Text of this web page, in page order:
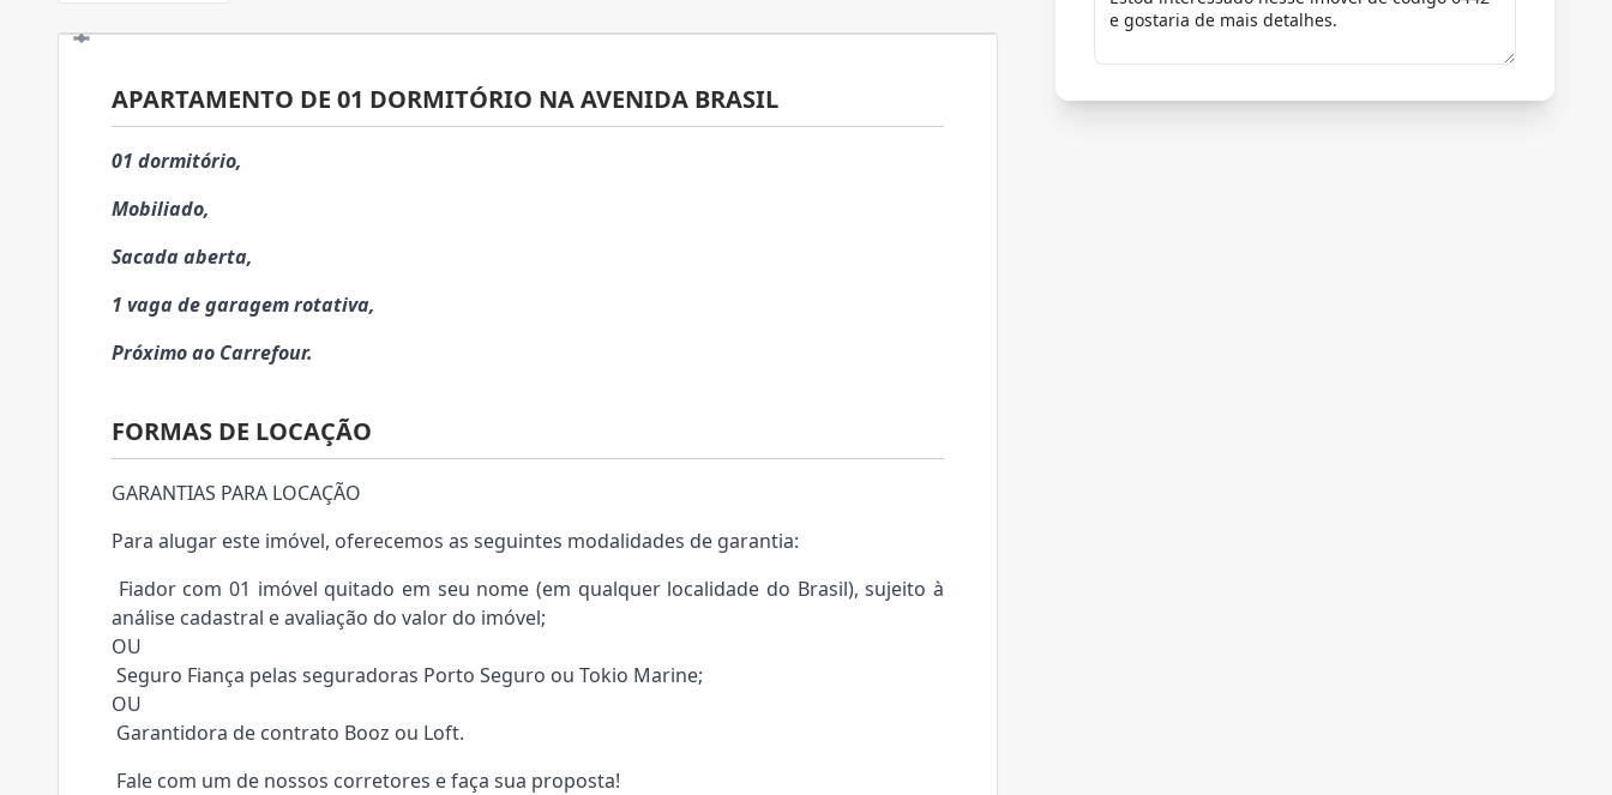
APARTAMENTO DE 01 DORMITÓRIO NA AVENIDA BRASIL
01 dormitório,
Mobiliado,
Sacada aberta,
1 vaga de garagem rotativa,
Próximo ao Carrefour.
FORMAS DE LOCAÇÃO
GARANTIAS PARA LOCAÇÃO
Para alugar este imóvel, oferecemos as seguintes modalidades de garantia:
Fiador com 01 imóvel quitado em seu nome (em qualquer localidade do Brasil), sujeito à
análise cadastral e avaliação do valor do imóvel;
OU
Seguro Fiança pelas seguradoras Porto Seguro ou Tokio Marine;
OU
Garantidora de contrato Booz ou Loft.
Fale com um de nossos corretores e faça sua proposta!